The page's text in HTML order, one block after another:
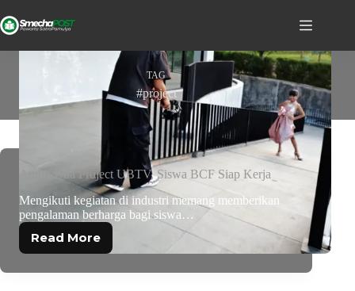
TAG
#project
Ambil Dua Project UBTV, Siswa BCF Siap Kerja
Mengikuti kegiatan di industri memang memberikan
pengalaman berharga bagi siswa…
Read More